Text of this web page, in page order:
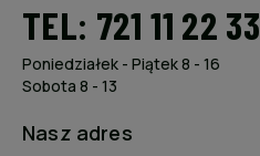
TEL: 721 11 22 33
Poniedziałek - Piątek 8 - 16
Sobota 8 - 13
Nasz adres